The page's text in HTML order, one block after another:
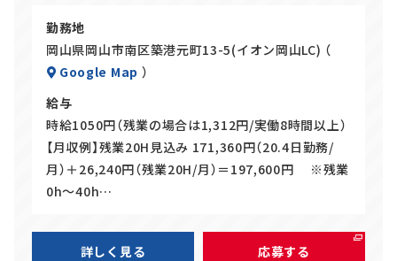
勤務地
岡山県岡山市南区築港元町13-5(イオン岡山LC) （
Google Map ）
給与
時給1050円（残業の場合は1,312円/実働8時間以上）
【月収例】残業20H見込み 171,360円（20.4日勤務/
月）＋26,240円（残業20H/月）＝197,600円 ※残業
0h～40h…
詳しく見る 応募する